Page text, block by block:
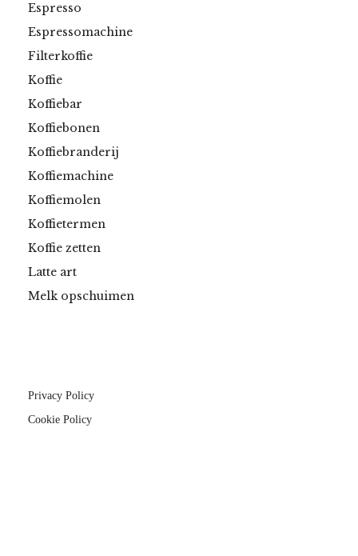
Espresso
Espressomachine
Filterkoffie
Koffie
Koffiebar
Koffiebonen
Koffiebranderij
Koffiemachine
Koffiemolen
Koffietermen
Koffie zetten
Latte art
Melk opschuimen
Privacy Policy
Cookie Policy